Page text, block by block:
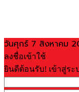
วันศุกร์ 7 สิงหาคม
ลงชื่อเข้าใช้
ยินดีต้อนรับ! เข้าสู่ร